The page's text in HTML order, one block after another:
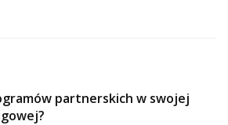
partnerskich w swojej